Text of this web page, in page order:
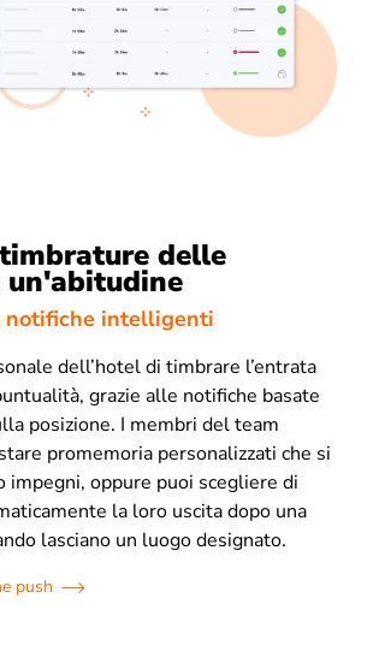
delle
un'abitudine
notifiche intelligenti
dell’hotel di timbrare l’entrata
grazie alle notifiche basate
posizione. I membri del team
promemoria personalizzati che si
impegni, oppure puoi scegliere di
la loro uscita dopo una
lasciano un luogo designato.
push